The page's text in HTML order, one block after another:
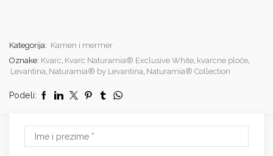
Kategorija: Kamen i mermer
Oznake: Kvarc, Kvarc Naturamia® Exclusive White, kvarcne ploče,
Levantina, Naturamia® by Levantina, Naturamia® Collection
Podeli: